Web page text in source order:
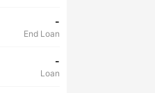
-
End Loan
-
Loan